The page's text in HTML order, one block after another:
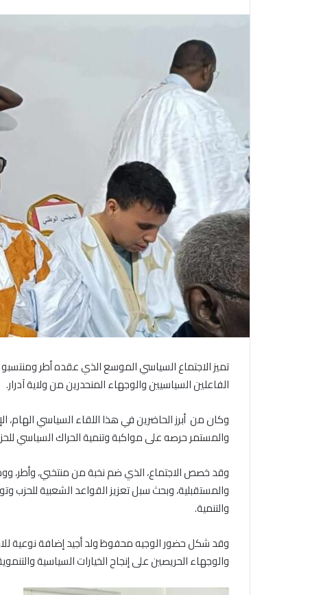
تميز الاجتماع السياسي الموسع الذي عقده أطر
الفاعلين السياسيين والوجهاء المنحدرين من ولاية آدرار.
​وكان من أبرز الحاضرين في هذا اللقاء السياسي الهام،
والمستمر حرصه على مواكبة وتنمية الحراك السياسي
​وقد خصص الاجتماع، الذي ضم نخبة من منتخبي، وأطر،
والمستقبلية، وبحث سبل تعزيز القواعد الشعبية للحزب
والتنمية.
​وقد شكل حضور الوجيه محفوظ ولد أجيد إضافة نوعية
والوجهاء الحريصين على إنجاح الخيارات السياسية